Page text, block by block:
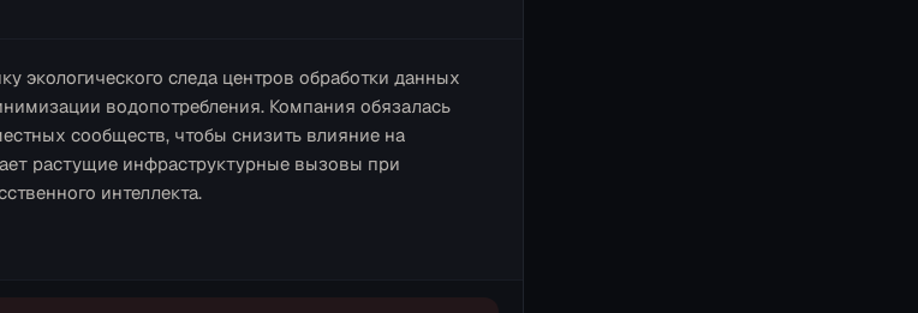
экологического следа центров обработки данных
водопотребления. Компания обязалась
сообществ, чтобы снизить влияние на
растущие инфраструктурные вызовы при
интеллекта.